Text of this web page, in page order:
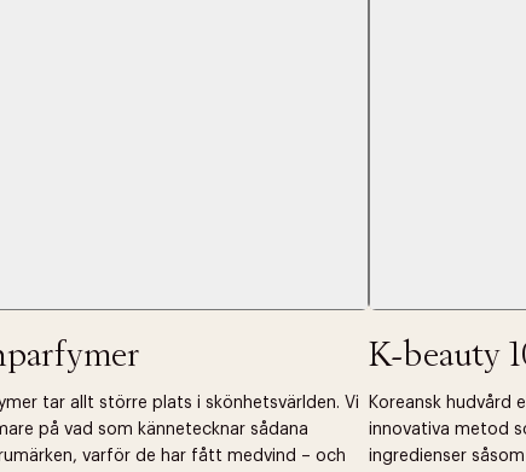
tar allt större plats i skönhetsvärlden. Vi
på vad som kännetecknar sådana
varför de har fått medvind – och
K-beauty
Koreansk hudvård
innovativa metod
ingredienser